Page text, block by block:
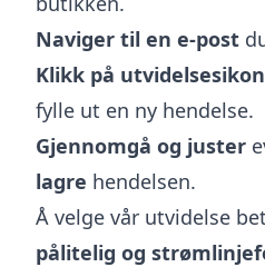
Naviger til en e-post
Klikk på
fylle ut en ny hendelse.
Gjennomgå og juster
lagre hendelsen.
Å velge vår utvidelse
pålitelig og